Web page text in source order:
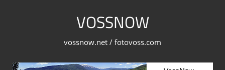
VOSSNOW
vossnow.net / fotovoss.com